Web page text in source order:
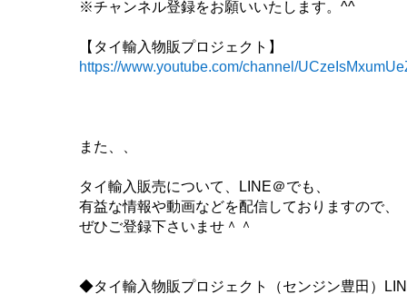
※チャンネル登録をお願いいたします。^^
【タイ輸入物販プロジェクト】
https://www.youtube.com/channel/
また、、
タイ輸入販売について、LINE＠でも、
有益な情報や動画などを配信しておりますので、
ぜひご登録下さいませ＾＾
◆タイ輸入物販プロジェクト（センジン豊田）